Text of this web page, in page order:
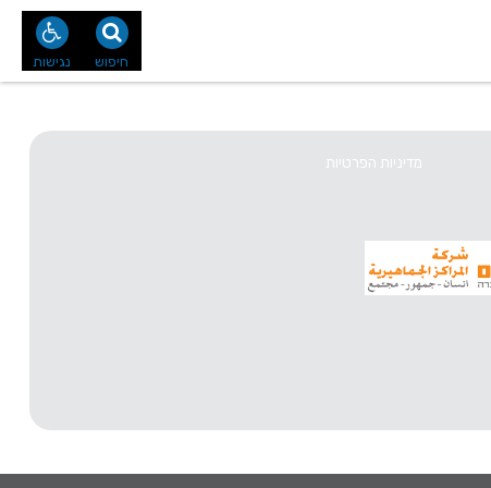
נגישות חיפוש
מדיניות הפרטיות